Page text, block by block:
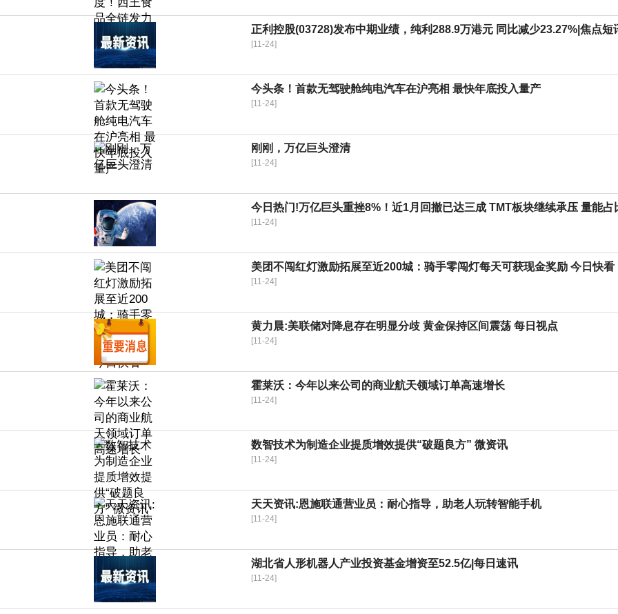
正利控股(03728)发布中期业绩，纯利288.9万港元 同比减少23.27%|焦点短
[11-24]
今头条！首款无驾驶舱纯电汽车在沪亮相 最快年底投入量产
[11-24]
刚刚，万亿巨头澄清
[11-24]
今日热门!万亿巨头重挫8%！近1月回撤已达三成 TMT板块继续承压 量能占
[11-24]
美团不闯红灯激励拓展至近200城：骑手零闯灯每天可获现金奖励 今日快看
[11-24]
黄力晨:美联储对降息存在明显分歧 黄金保持区间震荡 每日视点
[11-24]
霍莱沃：今年以来公司的商业航天领域订单高速增长
[11-24]
数智技术为制造企业提质增效提供“破题良方” 微资讯
[11-24]
天天资讯:恩施联通营业员：耐心指导，助老人玩转智能手机
[11-24]
湖北省人形机器人产业投资基金增资至52.5亿|每日速讯
[11-24]